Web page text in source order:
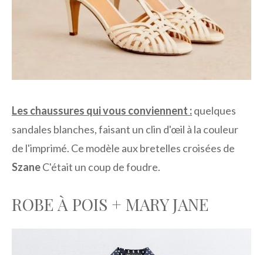
Les chaussures qui vous conviennent :quelques
sandales blanches, faisant un clin d'œil à la couleur
de l'imprimé. Ce modèle aux bretelles croisées de
SzaneC'était un coup de foudre.
ROBE À POIS + MARY JANE